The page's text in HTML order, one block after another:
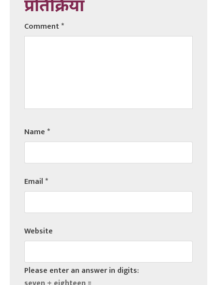
प्रतिक्रिया
Comment*
Name*
Email*
Website
Please enter an answer in digits: